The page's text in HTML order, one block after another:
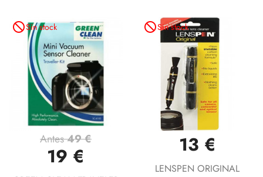
not_interestedSin stock
Antes49 €
19 €
not_interestedSin stock
13 €
LENSPEN ORIGINAL